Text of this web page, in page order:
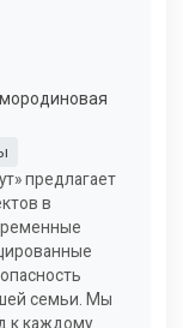
предлагает
в
семьи. Мы
к каждому